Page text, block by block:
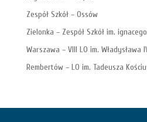
Zespół Szkół – Ossów
Zielonka – Zespół Szkół im.
Warszawa – VIII LO im. Władysława
Rembertów – LO im. Tadeusza